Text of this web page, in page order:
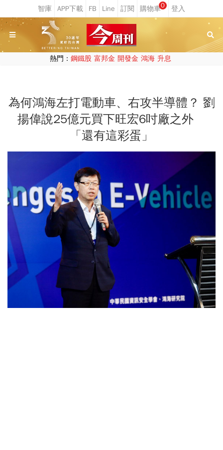
0
熱門： 鋼鐵股 富邦金 開發金 鴻海 升息
為何鴻海左打電動車、右攻半導體？ 劉
揚偉說25億元買下旺宏6吋廠之外
「還有這彩蛋」